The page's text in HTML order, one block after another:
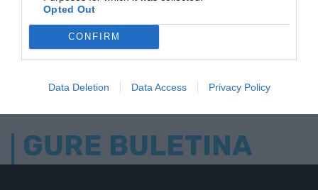
Opted Out
CONFIRM
Data Deletion Data Access Privacy Policy
IRITZIA
Egokitzapen egokiaren bila
GAURKO NABARMENDUAK
GURE BULETINA